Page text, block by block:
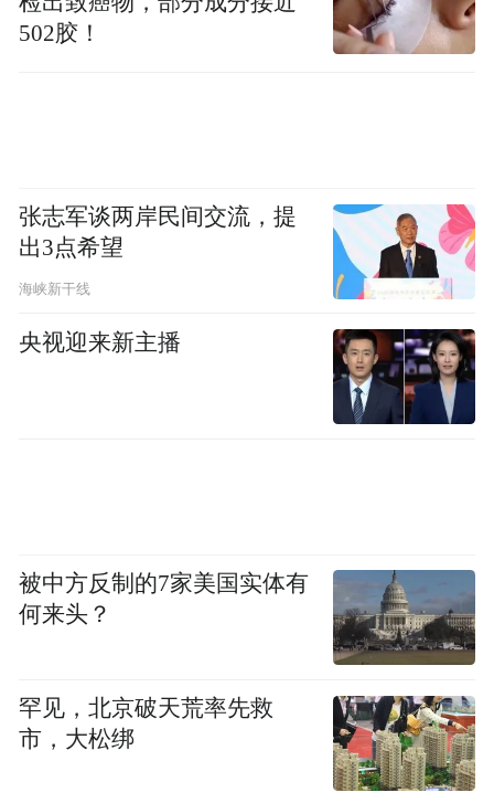
合作与交流的不断深化和务实发展。
by the user of Dafeng Hao, which is a social media
platform and merely provides information storage
space services.”
502胶！
张志军谈两岸民间交流，提
出3点希望
海峡新干线
央视迎来新主播
被中方反制的7家美国实体有
何来头？
罕见，北京破天荒率先救
市，大松绑